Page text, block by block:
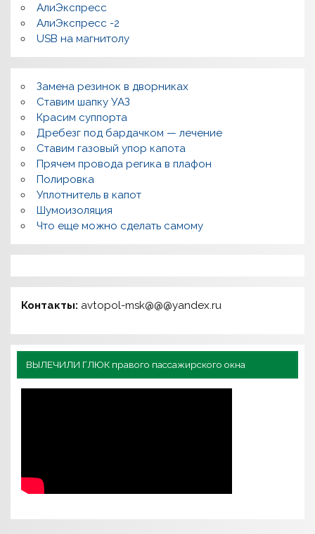
АлиЭкспресс
АлиЭкспресс -2
USB на магнитолу
Замена резинок в дворниках
Ставим шапку УАЗ
Красим суппорта
Дребезг под бардачком — лечение
Ставим газовый упор капота
Прячем провода регика в плафон
Полировка
Уплотнитель в капот
Шумоизоляция
Что еще можно сделать самому
Контакты: avtopol-msk@@@yandex.ru
ВЫЛЕЧИЛИ ГЛЮК правого пассажирского окна